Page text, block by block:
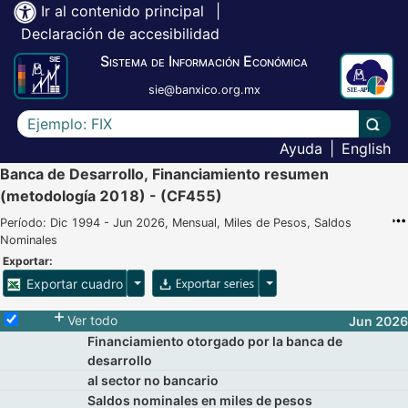
Ir al contenido principal
Declaración de accesibilidad
Sistema de Información Económica
sie@banxico.org.mx
Escriba el texto a buscar
Ayuda
English
Banca de Desarrollo, Financiamiento resumen
(metodología 2018) - (CF455)
Período: Dic 1994 - Jun 2026, Mensual, Miles de Pesos, Saldos
Nominales
Exportar:
Exportar cuadro Opciones para exportar cuadroOpciones para exportar
Selecciona o desmarca todas las series
Ver todo
Jun 2026
Financiamiento otorgado por la banca de
desarrollo
al sector no bancario
Saldos nominales en miles de pesos